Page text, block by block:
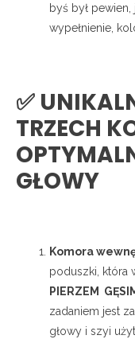
byś był
wypełnienie,
✅
TRZECH
GŁOWY
Komora
poduszki, która
PIERZEM
zadaniem jest
głowy i szyi